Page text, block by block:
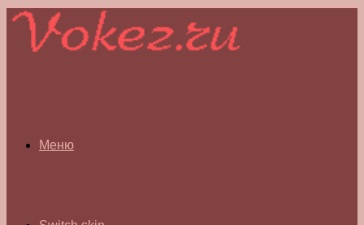
Меню